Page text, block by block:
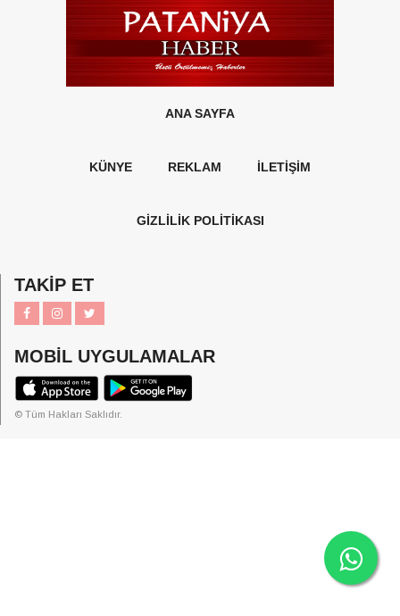
ANA SAYFA
KÜNYE REKLAM İLETİŞİM
GİZLİLİK POLİTİKASI
TAKİP ET
MOBİL UYGULAMALAR
© Tüm Hakları Saklıdır.